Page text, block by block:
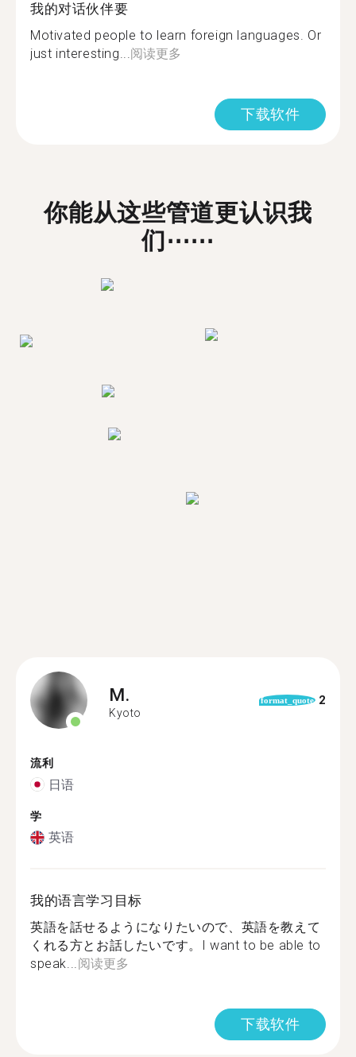
我的对话伙伴要
Motivated people to learn foreign languages. Or
just interesting...阅读更多
下载软件
你能从这些管道更认识我
们⋯⋯
M.
Kyoto
format_quote 2
流利
日语
学
英语
我的语言学习目标
英語を話せるようになりたいので、英語を教えて
くれる方とお話したいです。I want to be able to
speak...阅读更多
下载软件